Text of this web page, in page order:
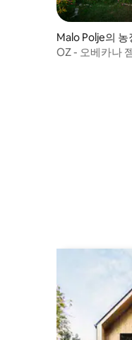
Malo Polje의 농
OZ - 오베카나